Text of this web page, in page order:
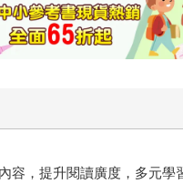
容，提升閱讀廣度，多元學